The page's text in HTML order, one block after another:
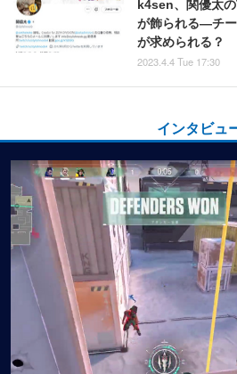
k4sen、関優太
が飾られる―チ
が求められる？
2023.4.4 Tue 17:30
インタビュ